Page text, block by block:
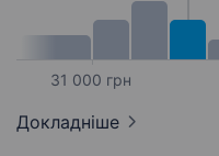
31 000 грн
Докладніше